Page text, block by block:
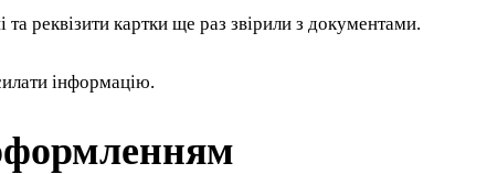
реквізити картки ще раз звірили з документами.
інформацію.